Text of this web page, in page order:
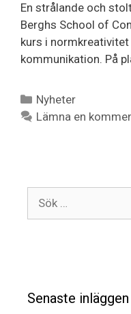
En strålande och
Berghs School of
kurs i
kommunikation. På
Nyheter
Lämna en
Senaste inläggen